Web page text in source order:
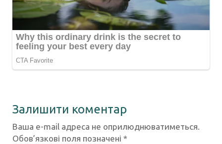
Залишити коментар
Ваша e-mail адреса не оприлюднюватиметься.
Обов’язкові поля позначені *